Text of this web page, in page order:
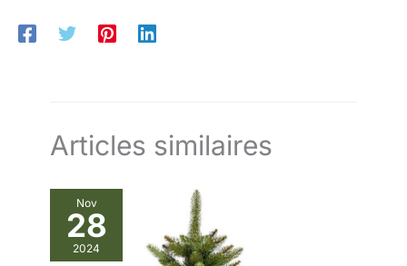
Articles similaires
Nov
28
2024